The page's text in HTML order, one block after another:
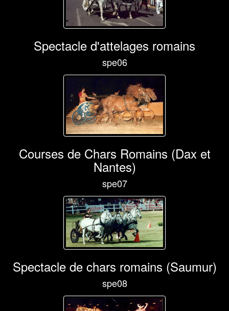
Spectacle d'attelages romains
spe06
Courses de Chars Romains (Dax et
Nantes)
spe07
Spectacle de chars romains (Saumur)
spe08